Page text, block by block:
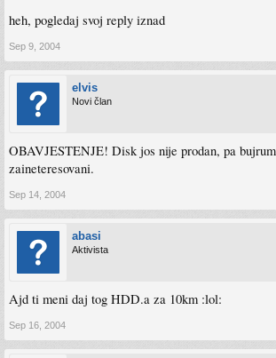
heh, pogledaj svoj reply iznad
Sep 9, 2004
elvis
Novi član
OBAVJESTENJE! Disk jos nije prodan, pa
zaineteresovani.
Sep 14, 2004
abasi
Aktivista
Ajd ti meni daj tog HDD.a za 10km :lol:
Sep 16, 2004